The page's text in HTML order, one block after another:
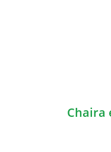
Chaira